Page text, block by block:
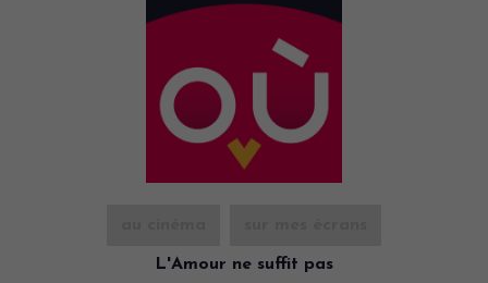
L'Amour ne suffit pas